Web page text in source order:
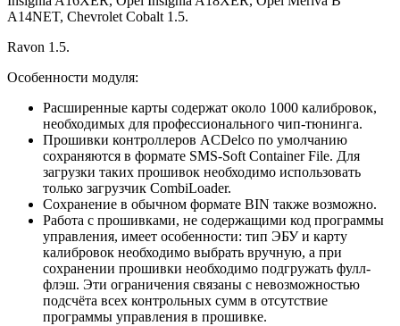
A14NET, Chevrolet Cobalt 1.5.
Ravon 1.5.
Особенности модуля:
Расширенные карты содержат около 1000 калибровок,
необходимых для профессионального чип-тюнинга.
Прошивки контроллеров ACDelco по умолчанию
сохраняются в формате SMS-Soft Container File. Для
загрузки таких прошивок необходимо использовать
только загрузчик CombiLoader.
Сохранение в обычном формате BIN также возможно.
Работа с прошивками, не содержащими код программы
управления, имеет особенности: тип ЭБУ и карту
калибровок необходимо выбрать вручную, а при
сохранении прошивки необходимо подгружать фулл-
флэш. Эти ограничения связаны с невозможностью
подсчёта всех контрольных сумм в отсутствие
программы управления в прошивке.